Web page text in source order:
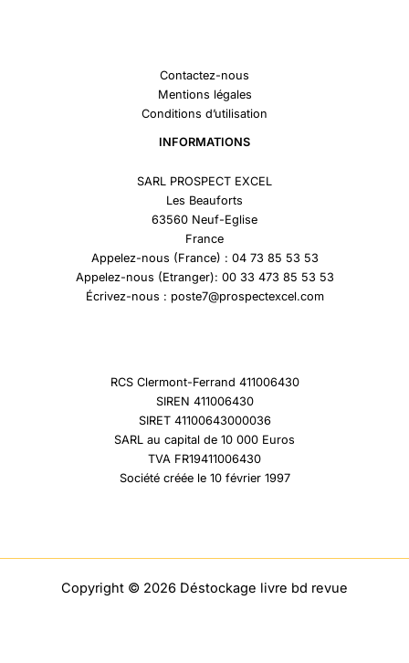
Contactez-nous
Mentions légales
Conditions d’utilisation
INFORMATIONS
SARL PROSPECT EXCEL
Les Beauforts
63560 Neuf-Eglise
France
Appelez-nous (France) : 04 73 85 53 53
Appelez-nous (Etranger): 00 33 473 85 53 53
Écrivez-nous : poste7@prospectexcel.com
RCS Clermont-Ferrand 411006430
SIREN 411006430
SIRET 41100643000036
SARL au capital de 10 000 Euros
TVA FR19411006430
Société créée le 10 février 1997
Copyright © 2026 Déstockage livre bd revue